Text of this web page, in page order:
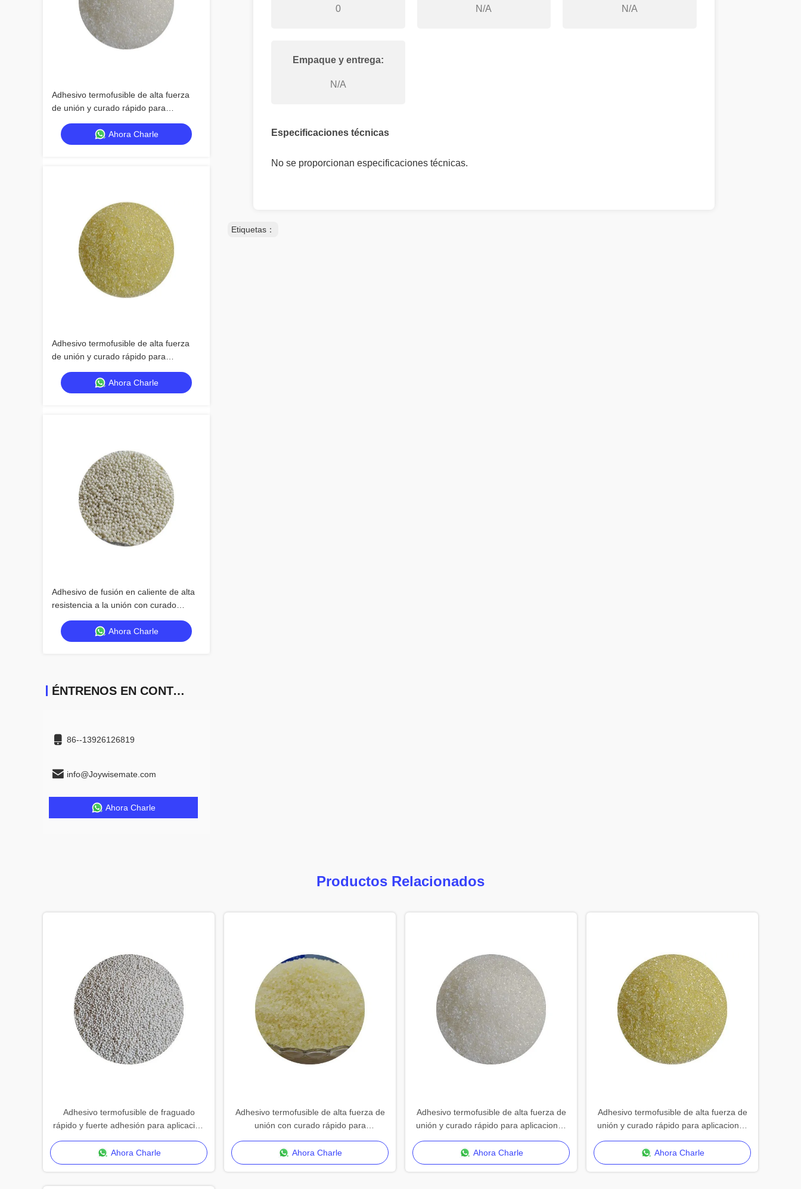
Adhesivo termofusible de alta fuerza
de unión y curado rápido para
Ahora Charle
Adhesivo termofusible de alta fuerza
de unión y curado rápido para
Ahora Charle
Adhesivo de fusión en caliente de alta
resistencia a la unión con curado
Ahora Charle
ÉNTRENOS EN CONTACTO CON
86--13926126819
info@Joywisemate.com
Ahora Charle
0 N/A N/A
Empaque y entrega:
N/A
Especificaciones técnicas
No se proporcionan especificaciones técnicas.
Etiquetas：
Productos Relacionados
Adhesivo termofusible de fraguado
rápido y fuerte adhesión para aplicación
Ahora Charle
Adhesivo termofusible de alta fuerza de
unión con curado rápido para
Ahora Charle
Adhesivo termofusible de alta fuerza de
unión y curado rápido para aplicaciones
Ahora Charle
Adhesivo termofusible de alta fuerza de
unión y curado rápido para aplicaciones
Ahora Charle